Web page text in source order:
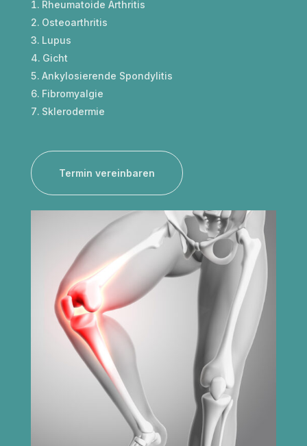
Rheumatoide Arthritis
Osteoarthritis
Lupus
Gicht
Ankylosierende Spondylitis
Fibromyalgie
Sklerodermie
Termin vereinbaren